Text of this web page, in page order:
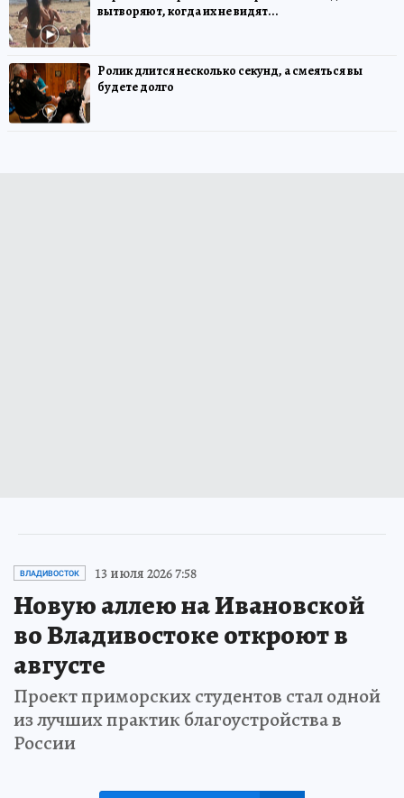
вытворяют, когда их не видят...
Ролик длится несколько секунд, а смеяться вы
будете долго
ВЛАДИВОСТОК 13 июля 2026 7:58
Новую аллею на Ивановской
во Владивостоке откроют в
августе
Проект приморских студентов стал одной
из лучших практик благоустройства в
России